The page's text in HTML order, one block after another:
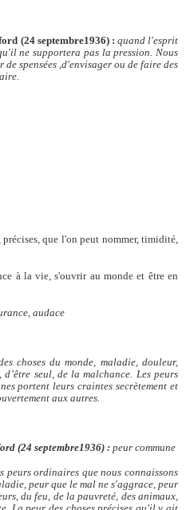
(24 septembre1936) : quand l'esprit
ne supportera pas la pression. Nous
spensées ,d'envisager ou de faire des
précises, que l'on peut nommer, timidité,
à la vie, s'ouvrir au monde et être en
audace
choses du monde, maladie, douleur,
seul, de la malchance. Les peurs
portent leurs craintes secrètement et
aux autres.
(24 septembre1936) : peur commune
peurs ordinaires que nous connaissons
peur que le mal ne s'aggrace, peur
du feu, de la pauvreté, des animaux,